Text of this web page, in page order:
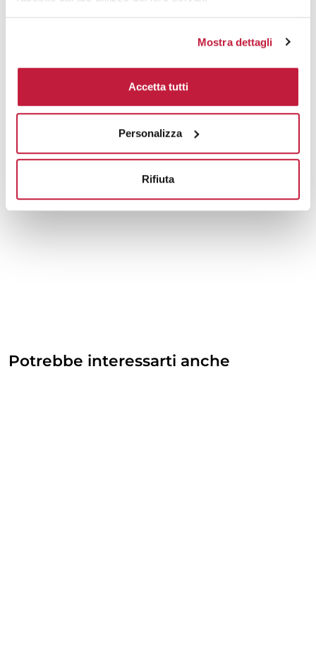
Mostra dettagli
Accetta tutti
Personalizza
Rifiuta
Potrebbe interessarti anche